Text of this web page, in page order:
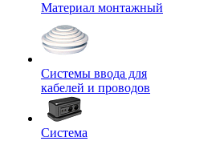
Материал монтажный
Системы ввода для
кабелей и проводов
Система